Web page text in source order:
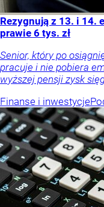
Rezygnują z 13. i 14.
prawie 6 tys. zł
Senior, który po
pracuje i nie pobiera
wyższej pensji zysk
Finanse i inwestycje